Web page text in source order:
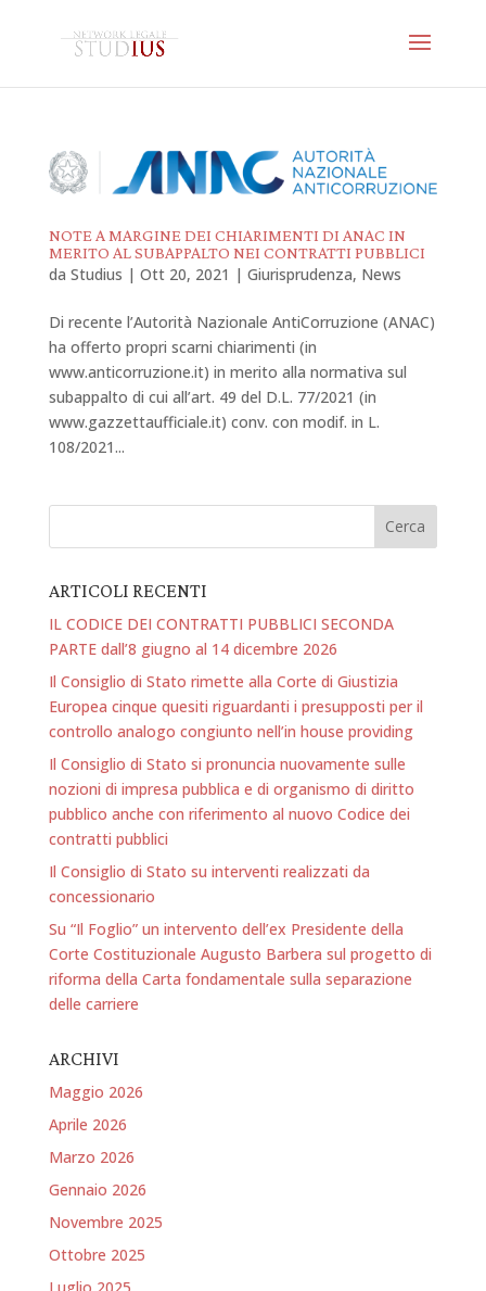
NOTE A MARGINE DEI CHIARIMENTI DI ANAC IN
MERITO AL SUBAPPALTO NEI CONTRATTI PUBBLICI
da Studius | Ott 20, 2021 | Giurisprudenza, News
Di recente l’Autorità Nazionale AntiCorruzione (ANAC)
ha offerto propri scarni chiarimenti (in
www.anticorruzione.it) in merito alla normativa sul
subappalto di cui all’art. 49 del D.L. 77/2021 (in
www.gazzettaufficiale.it) conv. con modif. in L.
108/2021...
ARTICOLI RECENTI
IL CODICE DEI CONTRATTI PUBBLICI SECONDA
PARTE dall’8 giugno al 14 dicembre 2026
Il Consiglio di Stato rimette alla Corte di Giustizia
Europea cinque quesiti riguardanti i presupposti per il
controllo analogo congiunto nell’in house providing
Il Consiglio di Stato si pronuncia nuovamente sulle
nozioni di impresa pubblica e di organismo di diritto
pubblico anche con riferimento al nuovo Codice dei
contratti pubblici
Il Consiglio di Stato su interventi realizzati da
concessionario
Su “Il Foglio” un intervento dell’ex Presidente della
Corte Costituzionale Augusto Barbera sul progetto di
riforma della Carta fondamentale sulla separazione
delle carriere
ARCHIVI
Maggio 2026
Aprile 2026
Marzo 2026
Gennaio 2026
Novembre 2025
Ottobre 2025
Luglio 2025